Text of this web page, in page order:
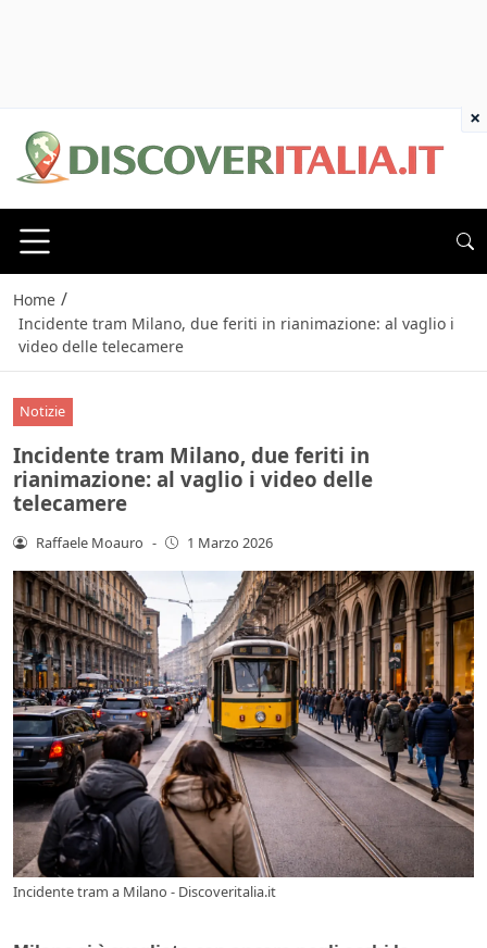
Home /
Incidente tram Milano, due feriti in rianimazione: al vaglio i
video delle telecamere
Notizie
Incidente tram Milano, due feriti in
rianimazione: al vaglio i video delle
telecamere
Raffaele Moauro - 1 Marzo 2026
Incidente tram a Milano - Discoveritalia.it
×